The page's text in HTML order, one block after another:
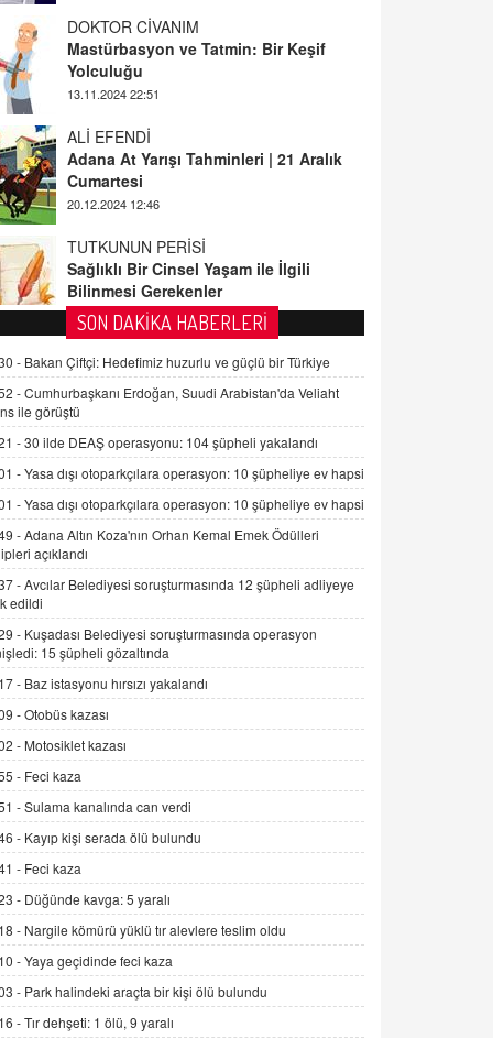
Yolculuğu
13.11.2024 22:51
ALİ EFENDİ
Cumartesi
20.12.2024 12:46
TUTKUNUN PERİSİ
Bilinmesi Gerekenler
08.11.2024 13:16
FARUK ÖNALAN
Tezkere Onaylanmasaydı…
2 Kasım 2021 Salı 00:11
AV. DOĞAN CAN DOĞAN
Kişisel verilerin korunması ve dijital
hukukun gelişimi
15.09.2025 16:17
SEHER EREK
Kış Ayları Geldi, Hangi Önlemler
Alınmalı?
İNCİ GÜL AKÖL
Trump Keşke Adana'yı da Ziyaret Etse...
06.07.2026 13:00
ADEM AKÖL
Esed Destekçilerinin Yüzüne Vurulan
Şamar: Sednaya
11.12.2024 12:30
DR. EKREM ASLAN
Gerçek Ne, Algı Ne? "Beraber
Yürüyoruz" Cümlesinin Peşinden
19.07.2025 12:45
GÖNÜL MENEKŞE
Şifacının Yolu
04.11.2025 12:56
SON DAKİKA HABERLERİ
- Bakan Çiftçi: Hedefimiz huzurlu ve güçlü bir Türkiye
-Cumhurbaşkanı Erdoğan, Suudi Arabistan'da Veliaht
ile görüştü
-30 ilde DEAŞ operasyonu: 104 şüpheli yakalandı
-Yasa dışı otoparkçılara operasyon: 10 şüpheliye ev hapsi
-Yasa dışı otoparkçılara operasyon: 10 şüpheliye ev hapsi
-Adana Altın Koza'nın Orhan Kemal Emek Ödülleri
açıklandı
-Avcılar Belediyesi soruşturmasında 12 şüpheli adliyeye
edildi
- Kuşadası Belediyesi soruşturmasında operasyon
15 şüpheli gözaltında
- Baz istasyonu hırsızı yakalandı
-Otobüs kazası
- Motosiklet kazası
- Feci kaza
-Sulama kanalında can verdi
- Kayıp kişi serada ölü bulundu
- Feci kaza
- Düğünde kavga: 5 yaralı
- Nargile kömürü yüklü tır alevlere teslim oldu
-Yaya geçidinde feci kaza
- Park halindeki araçta bir kişi ölü bulundu
-Tır dehşeti: 1 ölü, 9 yaralı